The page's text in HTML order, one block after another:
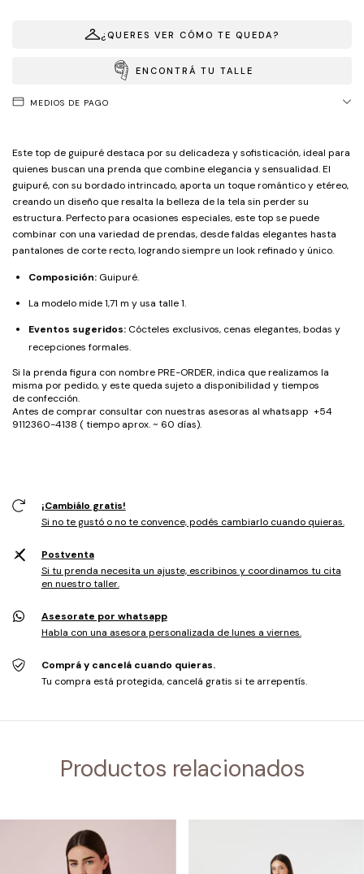
¿QUERES VER CÓMO TE QUEDA?
ENCONTRÁ TU TALLE
MEDIOS DE PAGO
Este top de guipuré destaca por su delicadeza y sofisticación, ideal para
quienes buscan una prenda que combine elegancia y sensualidad. El
guipuré, con su bordado intrincado, aporta un toque romántico y etéreo,
creando un diseño que resalta la belleza de la tela sin perder su
estructura. Perfecto para ocasiones especiales, este top se puede
combinar con una variedad de prendas, desde faldas elegantes hasta
pantalones de corte recto, logrando siempre un look refinado y único.
Composición: Guipuré.
La modelo mide 1,71 m y usa talle 1.
Eventos sugeridos: Cócteles exclusivos, cenas elegantes, bodas y
recepciones formales.
Si la prenda figura con nombre PRE-ORDER, indica que realizamos la
misma por pedido, y este queda sujeto a disponibilidad y tiempos
de confección.
Antes de comprar consultar con nuestras asesoras al whatsapp +54
9112360-4138 ( tiempo aprox. ~ 60 días).
¡Cambiálo gratis!
Si no te gustó o no te convence, podés cambiarlo cuando quieras.
Postventa
Si tu prenda necesita un ajuste, escribinos y coordinamos tu cita
en nuestro taller.
Asesorate por whatsapp
Habla con una asesora personalizada de lunes a viernes.
Comprá y cancelá cuando quieras.
Tu compra está protegida, cancelá gratis si te arrepentís.
Productos relacionados